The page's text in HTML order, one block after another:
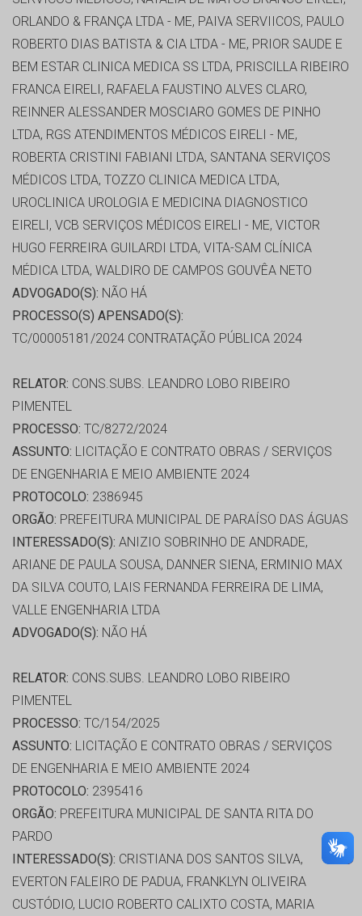
ORLANDO & FRANÇA LTDA - ME, PAIVA SERVIICOS, PAULO
ROBERTO DIAS BATISTA & CIA LTDA - ME, PRIOR SAUDE E
BEM ESTAR CLINICA MEDICA SS LTDA, PRISCILLA RIBEIRO
FRANCA EIRELI, RAFAELA FAUSTINO ALVES CLARO,
REINNER ALESSANDER MOSCIARO GOMES DE PINHO
LTDA, RGS ATENDIMENTOS MÉDICOS EIRELI - ME,
ROBERTA CRISTINI FABIANI LTDA, SANTANA SERVIÇOS
MÉDICOS LTDA, TOZZO CLINICA MEDICA LTDA,
UROCLINICA UROLOGIA E MEDICINA DIAGNOSTICO
EIRELI, VCB SERVIÇOS MÉDICOS EIRELI - ME, VICTOR
HUGO FERREIRA GUILARDI LTDA, VITA-SAM CLÍNICA
MÉDICA LTDA, WALDIRO DE CAMPOS GOUVÊA NETO
ADVOGADO(S): NÃO HÁ
PROCESSO(S) APENSADO(S):
TC/00005181/2024 CONTRATAÇÃO PÚBLICA 2024
RELATOR: CONS.SUBS. LEANDRO LOBO RIBEIRO
PIMENTEL
PROCESSO: TC/8272/2024
ASSUNTO: LICITAÇÃO E CONTRATO OBRAS / SERVIÇOS
DE ENGENHARIA E MEIO AMBIENTE 2024
PROTOCOLO: 2386945
ORGÃO: PREFEITURA MUNICIPAL DE PARAÍSO DAS ÁGUAS
INTERESSADO(S): ANIZIO SOBRINHO DE ANDRADE,
ARIANE DE PAULA SOUSA, DANNER SIENA, ERMINIO MAX
DA SILVA COUTO, LAIS FERNANDA FERREIRA DE LIMA,
VALLE ENGENHARIA LTDA
ADVOGADO(S): NÃO HÁ
RELATOR: CONS.SUBS. LEANDRO LOBO RIBEIRO
PIMENTEL
PROCESSO: TC/154/2025
ASSUNTO: LICITAÇÃO E CONTRATO OBRAS / SERVIÇOS
DE ENGENHARIA E MEIO AMBIENTE 2024
PROTOCOLO: 2395416
ORGÃO: PREFEITURA MUNICIPAL DE SANTA RITA DO
PARDO
INTERESSADO(S): CRISTIANA DOS SANTOS SILVA,
EVERTON FALEIRO DE PADUA, FRANKLYN OLIVEIRA
CUSTÓDIO, LUCIO ROBERTO CALIXTO COSTA, MARIA